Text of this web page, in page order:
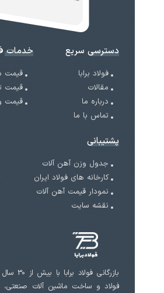
دسترسی سریع
فولاد برابا
مقالات
درباره ما
تماس با ما
خدمات
قیمت
قیمت
قیمت
پشتیبانی
جدول وزن آهن آلات
کارخانه های فولاد ایران
نمودار قیمت آهن آلات
نقشه سایت
بازرگانی
فولاد و ساخت ماشین آلات صنعتی،